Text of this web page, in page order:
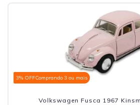
3% OFFComprando 3 ou mais
Volkswagen Fusca 1967